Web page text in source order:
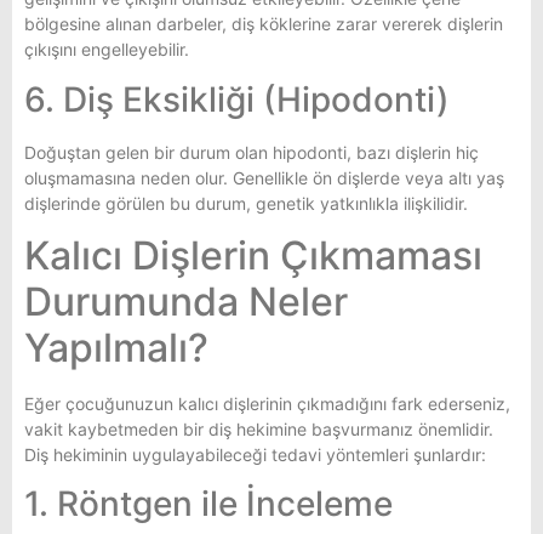
bölgesine alınan darbeler, diş köklerine zarar vererek dişlerin
çıkışını engelleyebilir.
6. Diş Eksikliği (Hipodonti)
Doğuştan gelen bir durum olan hipodonti, bazı dişlerin hiç
oluşmamasına neden olur. Genellikle ön dişlerde veya altı yaş
dişlerinde görülen bu durum, genetik yatkınlıkla ilişkilidir.
Kalıcı Dişlerin Çıkmaması
Durumunda Neler
Yapılmalı?
Eğer çocuğunuzun kalıcı dişlerinin çıkmadığını fark ederseniz,
vakit kaybetmeden bir diş hekimine başvurmanız önemlidir.
Diş hekiminin uygulayabileceği tedavi yöntemleri şunlardır:
1. Röntgen ile İnceleme